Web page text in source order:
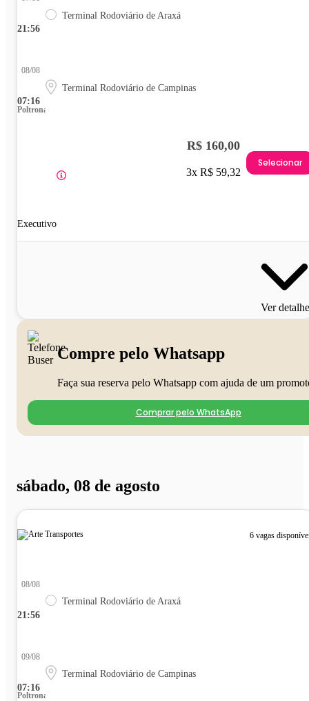
21:56
Terminal Rodoviário de Araxá
07:16
08/08
Terminal Rodoviário de Campinas
Poltrona
Executivo
R$ 160,00
3x R$ 59,32
Selecionar
Ver
Compre pelo Whatsapp
Faça sua reserva pelo Whatsapp com ajuda de um
Comprar pelo WhatsApp
sábado, 08 de agosto
6 vagas
21:56
08/08
Terminal Rodoviário de Araxá
07:16
09/08
Terminal Rodoviário de Campinas
Poltrona